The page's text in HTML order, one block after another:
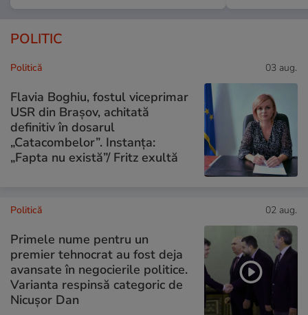
POLITIC
Politică 03 aug.
Flavia Boghiu, fostul viceprimar
USR din Brașov, achitată
definitiv în dosarul
„Catacombelor”. Instanța:
„Fapta nu există”/ Fritz exultă
Politică 02 aug.
Primele nume pentru un
premier tehnocrat au fost deja
avansate în negocierile politice.
Varianta respinsă categoric de
Nicușor Dan